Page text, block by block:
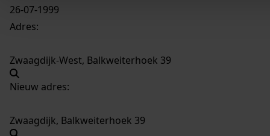
26-07-1999
Adres:
Zwaagdijk-West, Balkweiterhoek 39
Nieuw adres:
Zwaagdijk, Balkweiterhoek 39